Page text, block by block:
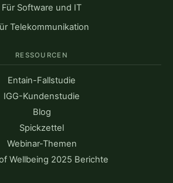
Für Software und IT
Telekommunikation
RESSOURCEN
Entain-Fallstudie
IGG-Kundenstudie
Blog
Spickzettel
Webinar-Themen
Wellbeing 2025 Berichte